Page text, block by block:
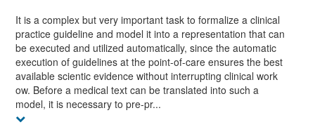
It is a complex but very important task to formalize a clinical
practice guideline and model it into a representation that can
be executed and utilized automatically, since the automatic
execution of guidelines at the point-of-care ensures the best
available scientic evidence without interrupting clinical work
ow. Before a medical text can be translated into such a
model, it is necessary to pre-pr...